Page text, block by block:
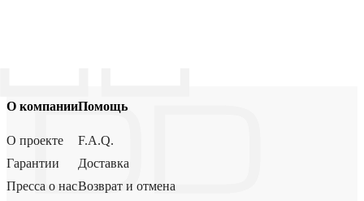
О компании
О проекте
Гарантии
Пресса о нас
Помощь
F.A.Q.
Доставка
Возврат и отмена